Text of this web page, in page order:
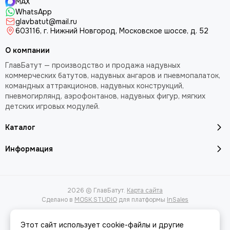
Надувная арка с хохломской росписью используется для
оформления праздничных, культурных и общественных
мероприятий, связанных с Масленицей и другими
народными событиями.
городские праздники;
фестивали;
оформление парков;
культурные мероприятия;
Кому подойдет надувная арка Хохлома и
Гжель
администрации городов и поселений;
дворцы культуры;
WhatsApp
glavbatut@mail.ru
603116, г. Нижний Новгород, Московское шоссе, д. 52
Каталог
Информация
О компании
ГлавБатут — производство и продажа надувных
коммерческих батутов, надувных ангаров и пневмопалаток,
командных аттракционов, надувных конструкций,
пневмогирлянд, аэрофонтанов, надувных фигур, мягких
детских игровых модулей.
2026 © ГлавБатут. Карта сайта
Сделано в MOSK.STUDIO для платформы InSales
Этот сайт использует cookie-файлы и другие